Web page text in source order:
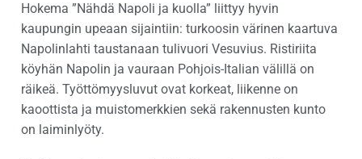
Hokema ”Nähdä Napoli ja kuolla” liittyy hyvin
kaupungin upeaan sijaintiin: turkoosin värinen kaartuva
Napolinlahti taustanaan tulivuori Vesuvius. Ristiriita
köyhän Napolin ja vauraan Pohjois-Italian välillä on
räikeä. Työttömyysluvut ovat korkeat, liikenne on
kaoottista ja muistomerkkien sekä rakennusten kunto
on laiminlyöty.